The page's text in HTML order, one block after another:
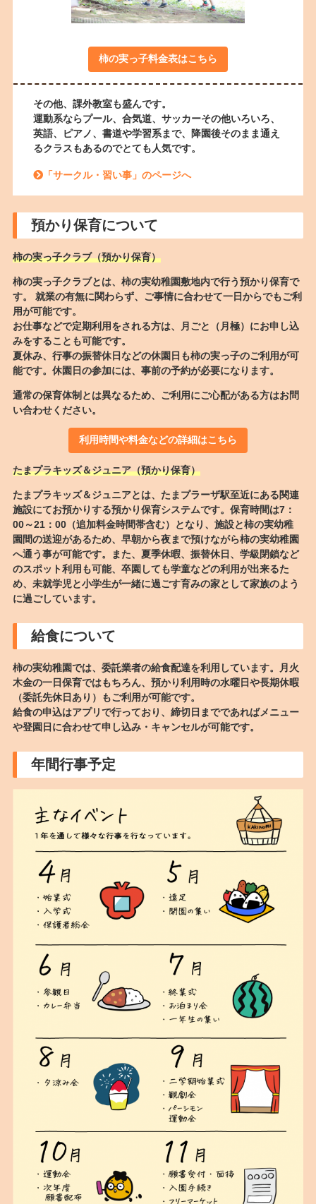
柿の実っ子料金表はこちら
その他、課外教室も盛んです。
運動系ならプール、合気道、サッカーその他いろいろ、
英語、ピアノ、書道や学習系まで、降園後そのまま通え
るクラスもあるのでとても人気です。
「サークル・習い事」のページへ
預かり保育について
柿の実っ子クラブ（預かり保育）
柿の実っ子クラブとは、柿の実幼稚園敷地内で行う預かり保育で
す。 就業の有無に関わらず、ご事情に合わせて一日からでもご利
用が可能です。
お仕事などで定期利用をされる方は、月ごと（月極）にお申し込
みをすることも可能です。
夏休み、行事の振替休日などの休園日も柿の実っ子のご利用が可
能です。休園日の参加には、事前の予約が必要になります。
通常の保育体制とは異なるため、ご利用にご心配がある方はお問
い合わせください。
利用時間や料金などの詳細はこちら
たまプラキッズ＆ジュニア（預かり保育）
たまプラキッズ＆ジュニアとは、たまプラーザ駅至近にある関連
施設にてお預かりする預かり保育システムです。保育時間は7：
00～21：00（追加料金時間帯含む）となり、施設と柿の実幼稚
園間の送迎があるため、早朝から夜まで預けながら柿の実幼稚園
へ通う事が可能です。また、夏季休暇、振替休日、学級閉鎖など
のスポット利用も可能、卒園しても学童などの利用が出来るた
め、未就学児と小学生が一緒に過ごす育みの家として家族のよう
に過ごしています。
給食について
柿の実幼稚園では、委託業者の給食配達を利用しています。月火
木金の一日保育ではもちろん、預かり利用時の水曜日や長期休暇
（委託先休日あり）もご利用が可能です。
給食の申込はアプリで行っており、締切日までであればメニュー
や登園日に合わせて申し込み・キャンセルが可能です。
年間行事予定